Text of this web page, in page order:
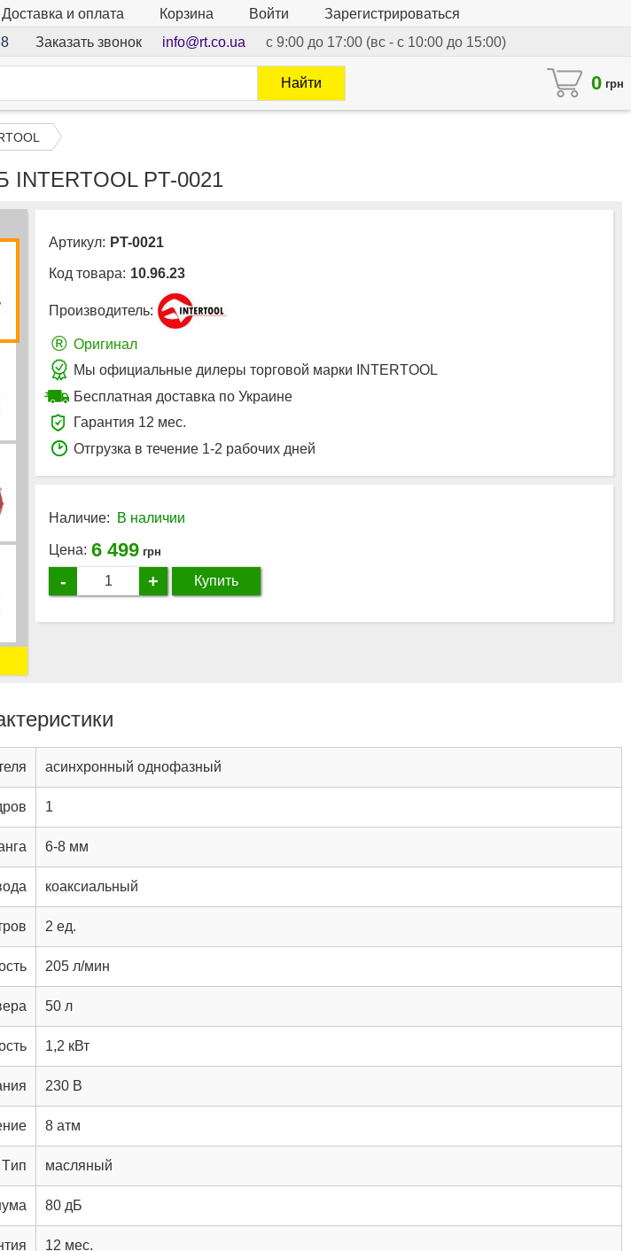
Доставка и оплата Корзина Войти
Зарегистрироваться
Заказать звонок info@rt.co.ua с 9:00 до 17:00 (вс - с 10:00 до 15:00)
0 грн
Найти
INTERTOOL PT-0021
Артикул: PT-0021
Код товара: 10.96.23
Производитель:
® Оригинал
Мы официальные дилеры торговой марки INTERTOOL
Бесплатная доставка по Украине
Гарантия 12 мес.
Отгрузка в течение 1-2 рабочих дней
Наличие: В наличии
Цена: 6 499 грн
- + Купить
асинхронный однофазный
1
6-8 мм
коаксиальный
2 ед.
205 л/мин
50 л
1,2 кВт
230 В
8 атм
Tип масляный
80 дБ
12 мес.